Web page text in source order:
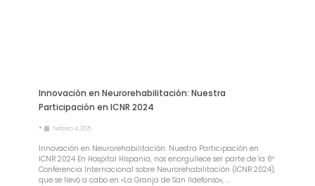
Innovación en Neurorehabilitación: Nuestra
Participación en ICNR 2024
•
febrero 4, 2025
Innovación en Neurorehabilitación: Nuestra Participación en
ICNR 2024 En Hospital Hispania, nos enorgullece ser parte de la 6ª
Conferencia Internacional sobre Neurorehabilitación (ICNR 2024),
que se llevó a cabo en «La Granja de San Ildefonso», …